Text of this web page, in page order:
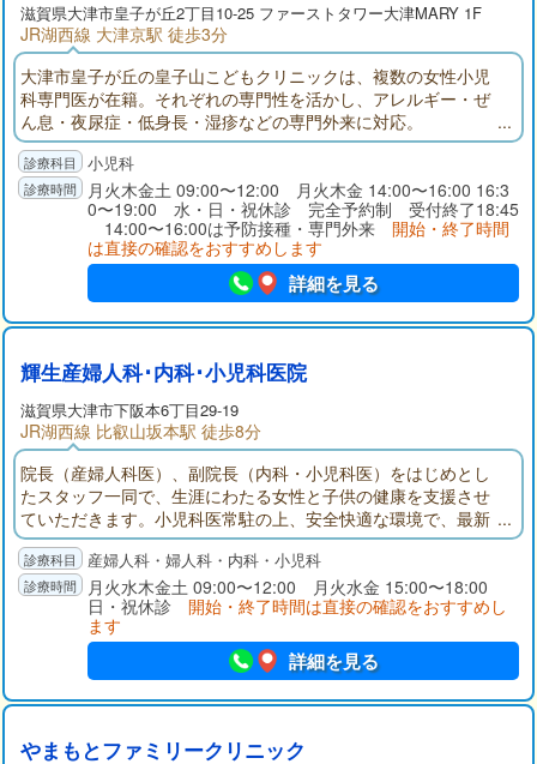
滋賀県大津市皇子が丘2丁目10-25 ファーストタワー大津MARY 1F
JR湖西線 大津京駅 徒歩3分
大津市皇子が丘の皇子山こどもクリニックは、複数の女性小児
科専門医が在籍。それぞれの専門性を活かし、アレルギー・ぜ
ん息・夜尿症・低身長・湿疹などの専門外来に対応。
小児科
月火木金土 09:00〜12:00 月火木金 14:00〜16:00 16:3
0〜19:00 水・日・祝休診 完全予約制 受付終了18:45
14:00〜16:00は予防接種・専門外来 開始・終了時間
は直接の確認をおすすめします
詳細を見る
輝生産婦人科･内科･小児科医院
滋賀県大津市下阪本6丁目29-19
JR湖西線 比叡山坂本駅 徒歩8分
院長（産婦人科医）、副院長（内科・小児科医）をはじめとし
たスタッフ一同で、生涯にわたる女性と子供の健康を支援させ
ていただきます。小児科医常駐の上、安全快適な環境で、最新
の医療設備と心優しいスタッフを揃え、良心的医療により「輝
く人生」を迎えることが目標です（分娩の取り扱いはしており
ません）。
産婦人科・婦人科・内科・小児科
月火水木金土 09:00〜12:00 月火水金 15:00〜18:00
日・祝休診 開始・終了時間は直接の確認をおすすめし
ます
詳細を見る
やまもとファミリークリニック